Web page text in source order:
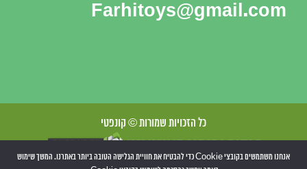
Farhitoys@gmail.com
כל הזכויות שמורות © קונפטי
אנחנו משתמשים בקובצי Cookie כדי להבטיח את חוויית הגלישה הטובה ביותר באתרנו. המשך שימוש